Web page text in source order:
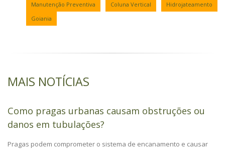
Manutenção Preventiva
Coluna Vertical
Hidrojateamento
Goiania
MAIS NOTÍCIAS
Como pragas urbanas causam obstruções ou
danos em tubulações?
Pragas podem comprometer o sistema de encanamento e causar